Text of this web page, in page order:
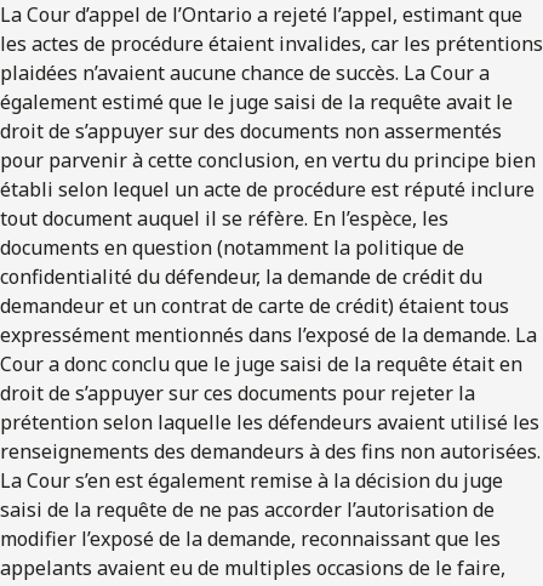
La Cour d’appel de l’Ontario a rejeté l’appel, estimant que
les actes de procédure étaient invalides, car les prétentions
plaidées n’avaient aucune chance de succès. La Cour a
également estimé que le juge saisi de la requête avait le
droit de s’appuyer sur des documents non assermentés
pour parvenir à cette conclusion, en vertu du principe bien
établi selon lequel un acte de procédure est réputé inclure
tout document auquel il se réfère. En l’espèce, les
documents en question (notamment la politique de
confidentialité du défendeur, la demande de crédit du
demandeur et un contrat de carte de crédit) étaient tous
expressément mentionnés dans l’exposé de la demande. La
Cour a donc conclu que le juge saisi de la requête était en
droit de s’appuyer sur ces documents pour rejeter la
prétention selon laquelle les défendeurs avaient utilisé les
renseignements des demandeurs à des fins non autorisées.
La Cour s’en est également remise à la décision du juge
saisi de la requête de ne pas accorder l’autorisation de
modifier l’exposé de la demande, reconnaissant que les
appelants avaient eu de multiples occasions de le faire,